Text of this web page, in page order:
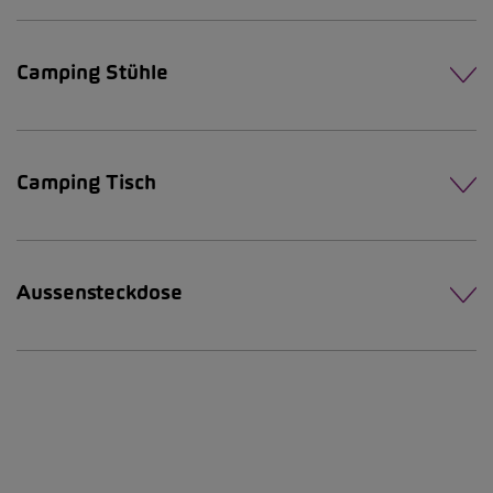
Camping Stühle
Camping Tisch
Aussensteckdose